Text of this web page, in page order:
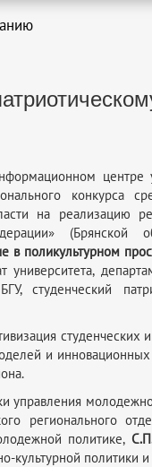
центре
конкурса
на реализацию
(Брянской
в поликультурном
университета,
студенческий
студенческих
и
управления
регионального
политике,
культурной политики